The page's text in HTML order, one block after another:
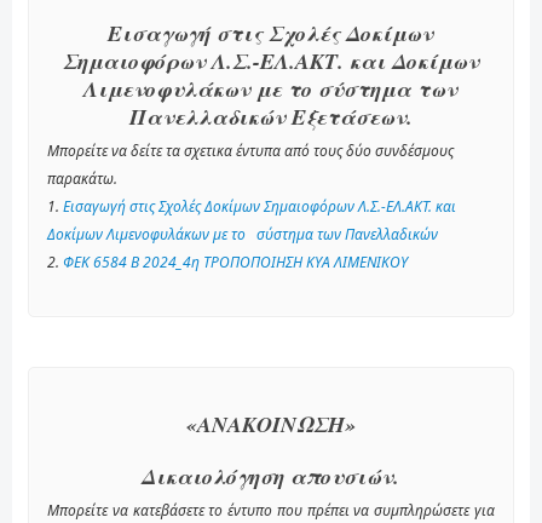
Εισαγωγή στις Σχολές Δοκίμων
Σημαιοφόρων Λ.Σ.-ΕΛ.ΑΚΤ. και Δοκίμων
Λιμενοφυλάκων με το σύστημα των
Πανελλαδικών Εξετάσεων.
Μπορείτε να δείτε τα σχετικα έντυπα από τους δύο συνδέσμους
παρακάτω.
1.Εισαγωγή στις Σχολές Δοκίμων Σημαιοφόρων Λ.Σ.-ΕΛ.ΑΚΤ. και
Δοκίμων Λιμενοφυλάκων με το σύστημα των Πανελλαδικών
2.ΦΕΚ 6584 Β 2024_4η ΤΡΟΠΟΠΟΙΗΣΗ ΚΥΑ ΛΙΜΕΝΙΚΟΥ
«ΑΝΑΚΟΙΝΩΣΗ»
Δικαιολόγηση απουσιών.
Μπορείτε να κατεβάσετε το έντυπο που πρέπει να συμπληρώσετε για